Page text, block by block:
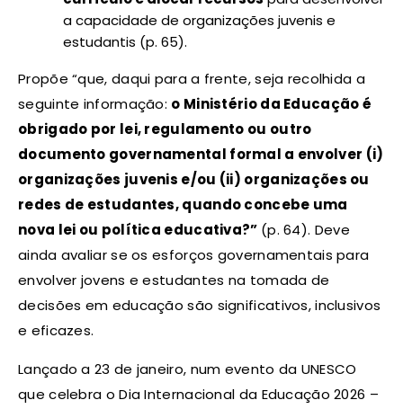
a capacidade de organizações juvenis e
estudantis (p. 65).
Propõe “que, daqui para a frente, seja recolhida a
seguinte informação: o Ministério da Educação é
obrigado por lei, regulamento ou outro
documento governamental formal a envolver (i)
organizações juvenis e/ou (ii) organizações ou
redes de estudantes, quando concebe uma
nova lei ou política educativa?” (p. 64). Deve
ainda avaliar se os esforços governamentais para
envolver jovens e estudantes na tomada de
decisões em educação são significativos, inclusivos
e eficazes.
Lançado a 23 de janeiro, num evento da UNESCO
que celebra o Dia Internacional da Educação 2026 –